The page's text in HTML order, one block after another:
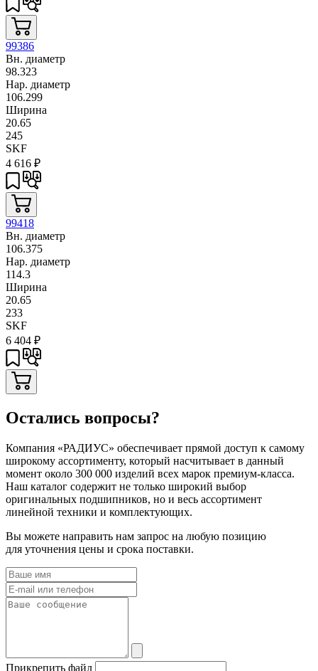
99386
Вн. диаметр
98.323
Нар. диаметр
106.299
Ширина
20.65
245
SKF
4 616 ₽
99418
Вн. диаметр
106.375
Нар. диаметр
114.3
Ширина
20.65
233
SKF
6 404 ₽
Остались вопросы?
Компания «РАДИУС» обеспечивает прямой доступ к самому
широкому ассортименту, который насчитывает в данный
момент около 300 000 изделий всех марок премиум-класса.
Наш каталог содержит не только широкий выбор
оригинальных подшипников, но и весь ассортимент
линейной техники и комплектующих.
Вы можете направить нам запрос на любую позицию
для уточнения цены и срока поставки.
Прикрепить файл